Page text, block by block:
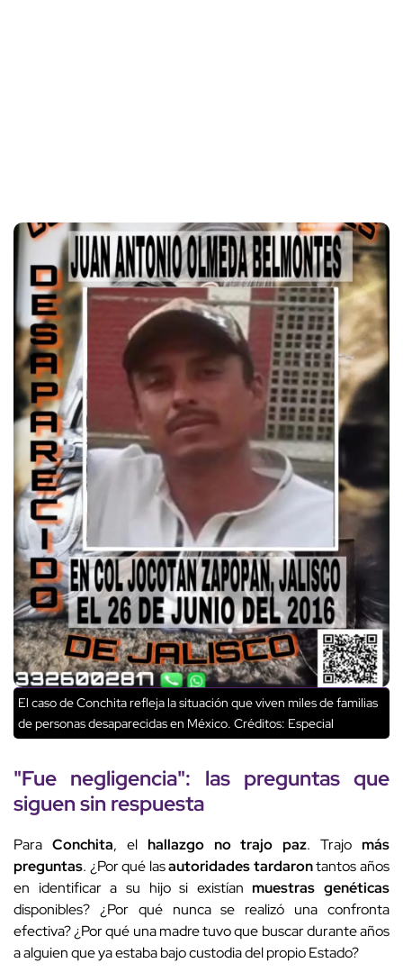
El caso de Conchita refleja la situación que viven miles de familias
de personas desaparecidas en México. Créditos: Especial
"Fue negligencia": las preguntas que
siguen sin respuesta
Para Conchita, el hallazgo no trajo paz. Trajo más
preguntas. ¿Por qué lasautoridades tardarontantos años
en identificar a su hijo si existíanmuestras genéticas
disponibles? ¿Por qué nunca se realizó una confronta
efectiva? ¿Por qué una madre tuvo que buscar durante años
a alguien que ya estaba bajo custodia del propio Estado?